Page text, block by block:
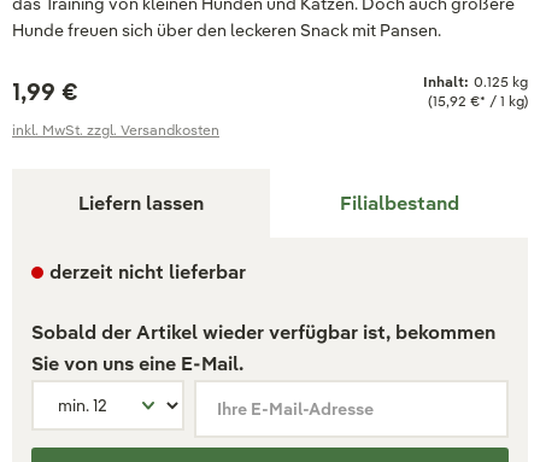
Hunde freuen sich über den leckeren Snack mit Pansen.
1,99 € Inhalt: 0.125 kg
(15,92 €* / 1 kg)
inkl. MwSt. zzgl. Versandkosten
Liefern lassen Filialbestand
derzeit nicht lieferbar
Sobald der Artikel wieder verfügbar ist, bekommen
Sie von uns eine E-Mail.
Ihre E-Mail-Adresse